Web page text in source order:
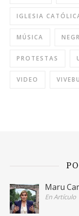
IGLESIA
MÚSICA
PROTESTAS
VIDEO
Maru
En Artículo